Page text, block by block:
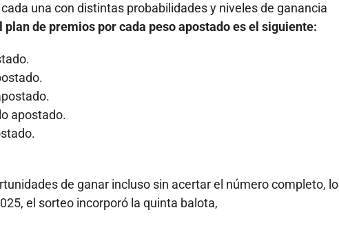
una con distintas probabilidades y niveles de ganancia
de premios por cada peso apostado es el siguiente:
apostado.
de ganar incluso sin acertar el número completo, lo
el sorteo incorporó la quinta balota,